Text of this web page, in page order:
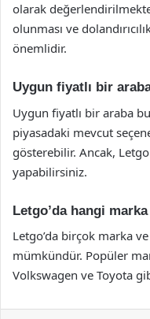
olarak
olunması ve
önemlidir.
Uygun fiyatlı bir
Uygun fiyatlı bir araba
piyasadaki mevcut
gösterebilir. Ancak,
yapabilirsiniz.
Letgo’da hangi
Letgo’da birçok marka
mümkündür. Popüler
Volkswagen ve Toyota